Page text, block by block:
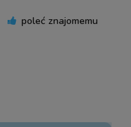
poleć znajomemu